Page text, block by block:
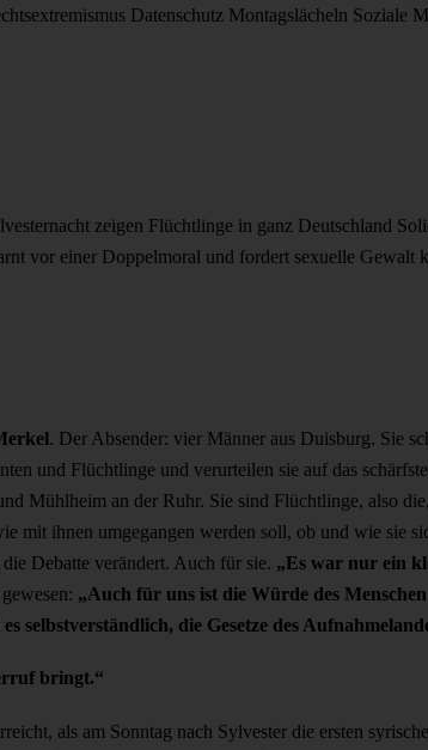
Datenschutz Montagslächeln Soziale
zeigen Flüchtlinge in ganz Deutschland
vor einer Doppelmoral und fordert sexuelle Gewalt
. Der Absender: vier Männer aus Duisburg. Sie
und Flüchtlinge und verurteilen sie auf das
Mühlheim an der Ruhr. Sie sind Flüchtlinge, also
mit ihnen umgegangen werden soll, ob und wie sie
Debatte verändert. Auch für sie. „Es war nur ein
„Auch für uns ist die Würde des
selbstverständlich, die Gesetze des
bringt.“
als am Sonntag nach Sylvester die ersten